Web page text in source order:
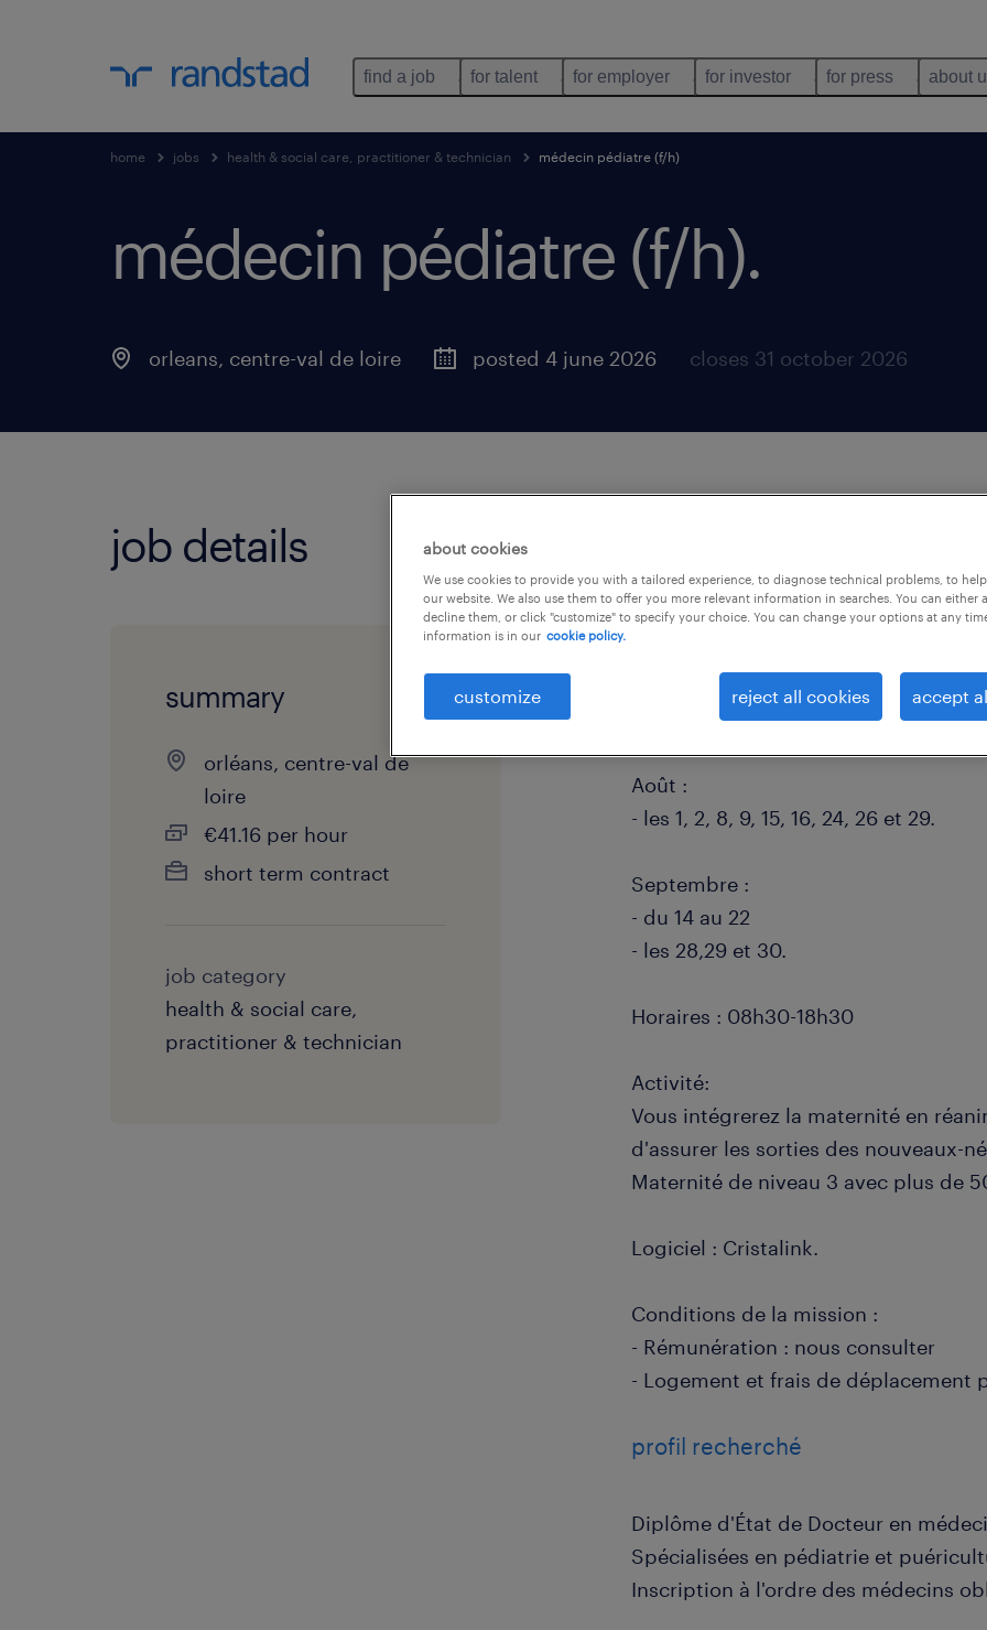
find a job for talent for employer for investor for press about
home jobs health & social care, practitioner & technician médecin pédiatre (f/h)
médecin pédiatre (f/h).
orleans, centre-val de loire posted 4 june 2026 closes 31 october 2026
job details
summary
orléans, centre-val de
loire
€41.16 per hour
short term contract
job category
health & social care,
practitioner & technician
La mission se déroulera aux dates
Août :
- les 1, 2, 8, 9, 15, 16, 24, 26 et 29.
Septembre :
- du 14 au 22
- les 28,29 et 30.
Horaires : 08h30-18h30
Activité:
Vous intégrerez la maternité en
d'assurer les sorties des nouveaux-
Maternité de niveau 3 avec plus de
Logiciel : Cristalink.
Conditions de la mission :
- Rémunération : nous consulter
- Logement et frais de déplacement
profil recherché
Diplôme d'État de Docteur en
Spécialisées en pédiatrie et
Inscription à l'ordre des médecins
about cookies
We use cookies to provide you with a tailored experience, to diagnose technical problems, to
our website. We also use them to offer you more relevant information in searches. You can either
decline them, or click "customize" to specify your choice. You can change your options at any
information is in our cookie policy.
customize reject all cookies accept